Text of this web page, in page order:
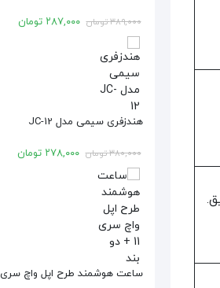
۳۸۹,۰۰۰تومان ۲۸۷,۰۰۰ تومان
هندزفری سیمی مدل JC-12
۳۸۰,۰۰۰تومان ۲۷۸,۰۰۰ تومان
ساعت هوشمند طرح اپل واچ سری ۱۱ + دو بند